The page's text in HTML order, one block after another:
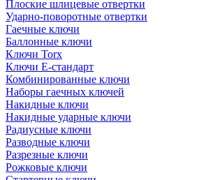
Плоские шлицевые отвертки
Ударно-поворотные отвертки
Гаечные ключи
Баллонные ключи
Ключи Torx
Ключи Е-стандарт
Комбинированные ключи
Наборы гаечных ключей
Накидные ключи
Накидные ударные ключи
Радиусные ключи
Разводные ключи
Разрезные ключи
Рожковые ключи